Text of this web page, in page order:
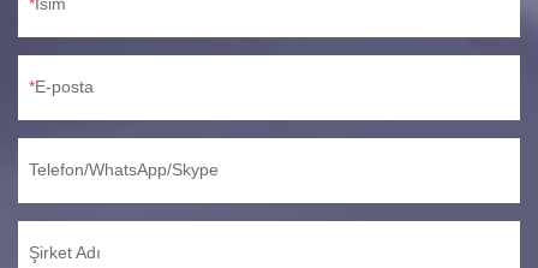
E-posta
Telefon/WhatsApp/Skype
Şirket Adı